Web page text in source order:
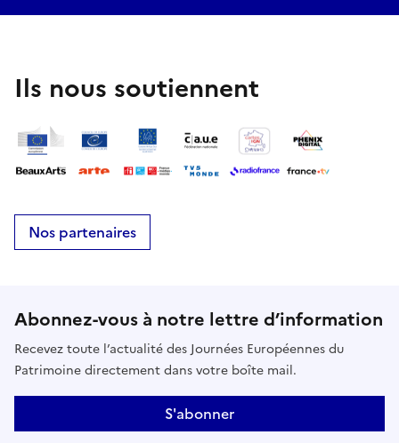
Ils nous soutiennent
Nos partenaires
Abonnez-vous à notre lettre d’information
Recevez toute l’actualité des Journées Européennes du
Patrimoine directement dans votre boîte mail.
S'abonner